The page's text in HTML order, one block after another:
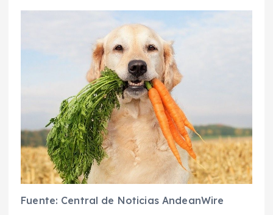
Fuente: Central de Noticias AndeanWire